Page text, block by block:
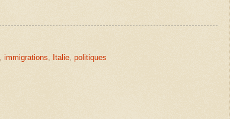
immigrations Italie politiques